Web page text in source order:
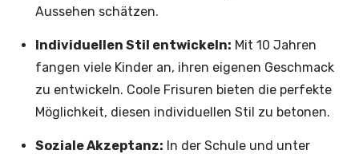
Aussehen schätzen.
Individuellen Stil entwickeln: Mit 10 Jahren
fangen viele Kinder an, ihren eigenen Geschmack
zu entwickeln. Coole Frisuren bieten die perfekte
Möglichkeit, diesen individuellen Stil zu betonen.
Soziale Akzeptanz: In der Schule und unter